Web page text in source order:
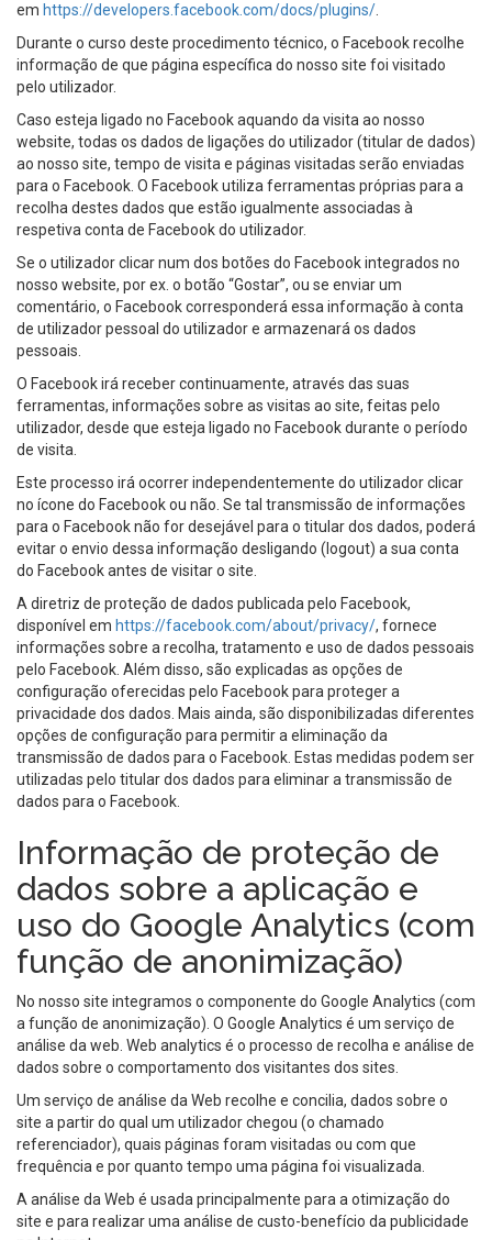
em https://developers.facebook.com/docs/plugins/
Durante o curso deste procedimento técnico, o Facebook recolhe
informação de que página específica do nosso site foi visitado
pelo utilizador.
Caso esteja ligado no Facebook aquando da visita ao nosso
website, todas os dados de ligações do utilizador (titular de dados)
ao nosso site, tempo de visita e páginas visitadas serão enviadas
para o Facebook. O Facebook utiliza ferramentas próprias para a
recolha destes dados que estão igualmente associadas à
respetiva conta de Facebook do utilizador.
Se o utilizador clicar num dos botões do Facebook integrados no
nosso website, por ex. o botão “Gostar”, ou se enviar um
comentário, o Facebook corresponderá essa informação à conta
de utilizador pessoal do utilizador e armazenará os dados
pessoais.
O Facebook irá receber continuamente, através das suas
ferramentas, informações sobre as visitas ao site, feitas pelo
utilizador, desde que esteja ligado no Facebook durante o período
de visita.
Este processo irá ocorrer independentemente do utilizador clicar
no ícone do Facebook ou não. Se tal transmissão de informações
para o Facebook não for desejável para o titular dos dados, poderá
evitar o envio dessa informação desligando (logout) a sua conta
do Facebook antes de visitar o site.
A diretriz de proteção de dados publicada pelo Facebook,
disponível em https://facebook.com/about/privacy/, fornece
informações sobre a recolha, tratamento e uso de dados pessoais
pelo Facebook. Além disso, são explicadas as opções de
configuração oferecidas pelo Facebook para proteger a
privacidade dos dados. Mais ainda, são disponibilizadas diferentes
opções de configuração para permitir a eliminação da
transmissão de dados para o Facebook. Estas medidas podem ser
utilizadas pelo titular dos dados para eliminar a transmissão de
dados para o Facebook.
Informação de proteção de
dados sobre a aplicação e
uso do Google Analytics (com
função de anonimização)
No nosso site integramos o componente do Google Analytics (com
a função de anonimização). O Google Analytics é um serviço de
análise da web. Web analytics é o processo de recolha e análise de
dados sobre o comportamento dos visitantes dos sites.
Um serviço de análise da Web recolhe e concilia, dados sobre o
site a partir do qual um utilizador chegou (o chamado
referenciador), quais páginas foram visitadas ou com que
frequência e por quanto tempo uma página foi visualizada.
A análise da Web é usada principalmente para a otimização do
site e para realizar uma análise de custo-benefício da publicidade